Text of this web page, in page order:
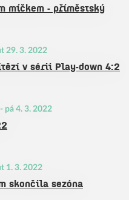
míčkem - příměstský
29. 3. 2022
v sérii Play-down 4:2
pá 4. 3. 2022
1. 3. 2022
skončila sezóna